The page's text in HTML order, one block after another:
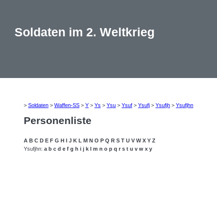
Soldaten im 2. Weltkrieg
> Soldaten > Waffen-SS > Y > Ys > Ysu > Ysuf > Ysufj > Ysufjh > Ysufjhn
Personenliste
A B C D E F G H I J K L M N O P Q R S T U V W X Y Z
Ysufjhn: a b c d e f g h i j k l m n o p q r s t u v w x y